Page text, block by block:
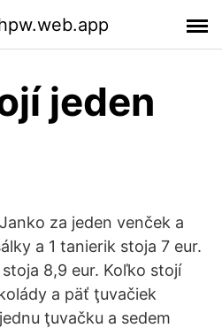
jeden
za jeden venček a
a 1 tanierik stoja 7 eur.
8,9 eur. Koľko stojí
a päť ţuvačiek
ţuvačku a sedem